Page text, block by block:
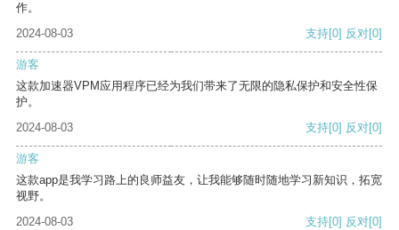
作。
2024-08-03
支持[0] 反对[0]
游客
这款加速器VPM应用程序已经为我们带来了无限的隐私保护和安全性保
护。
2024-08-03
支持[0] 反对[0]
游客
这款app是我学习路上的良师益友，让我能够随时随地学习新知识，拓宽
视野。
2024-08-03
支持[0] 反对[0]